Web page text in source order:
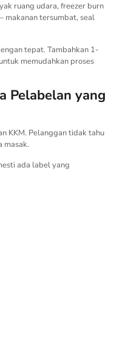
ruang udara, freezer burn
tersumbat, seal
tepat. Tambahkan 1-
memudahkan proses
Pelabelan yang
KKM. Pelanggan tidak tahu
masak.
ada label yang